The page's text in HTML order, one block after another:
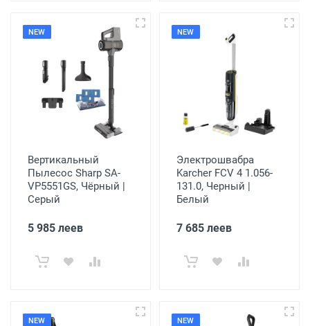
NEW
Вертикальный
Пылесос Sharp SA-
VP5551GS, Чёрный |
Серый
5 985 леев
NEW
Электрошвабра
Karcher FCV 4 1.056-
131.0, Черный |
Белый
7 685 леев
NEW NEW